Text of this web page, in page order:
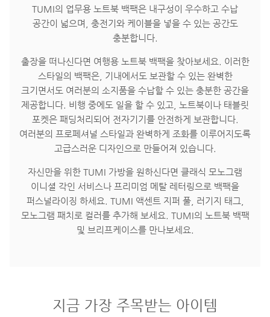
TUMI의 업무용 노트북 백팩은 내구성이 우수하고 수납
공간이 넓으며, 충전기와 케이블을 넣을 수 있는 공간도
충분합니다.
출장을 떠나신다면 여행용 노트북 백팩을 찾아보세요. 이러한
스타일의 백팩은, 기내에서도 보관할 수 있는 완벽한
크기면서도 여러분의 소지품을 수납할 수 있는 충분한 공간을
제공합니다. 비행 중에도 일을 할 수 있고, 노트북이나 태블릿
포켓은 패딩처리되어 전자기기를 안전하게 보관합니다.
여러분의 프로페셔널 스타일과 완벽하게 조화를 이루어지도록
고급스러운 디자인으로 만들어져 있습니다.
자신만을 위한 TUMI 가방을 원하신다면 클래식 모노그램
이니셜 각인 서비스나 프리미엄 메탈 레터링으로 백팩을
퍼스널라이징 하세요. TUMI 액센트 지퍼 풀, 러기지 태그,
모노그램 패치로 컬러를 추가해 보세요. TUMI의 노트북 백팩
및 브리프케이스를 만나보세요.
지금 가장 주목받는 아이템